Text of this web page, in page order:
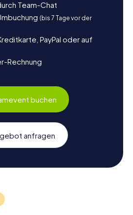
Team-Chat
(bis 7 Tage vor der
PayPal oder auf
Rechnung
buchen
anfragen